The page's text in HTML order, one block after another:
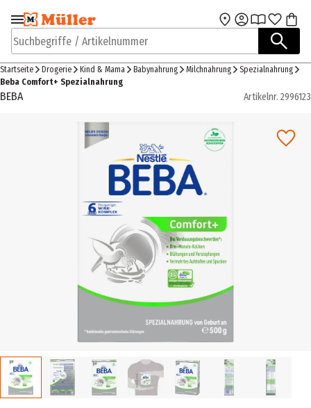
Zur Navigation
springen
Zum Hauptinhalt
Suchbegriffe / Artikelnummer
Startseite Drogerie Kind & Mama Babynahrung Milchnahrung
Spezialnahrung
Beba Comfort+ Spezialnahrung
BEBA Artikelnr. 2996123